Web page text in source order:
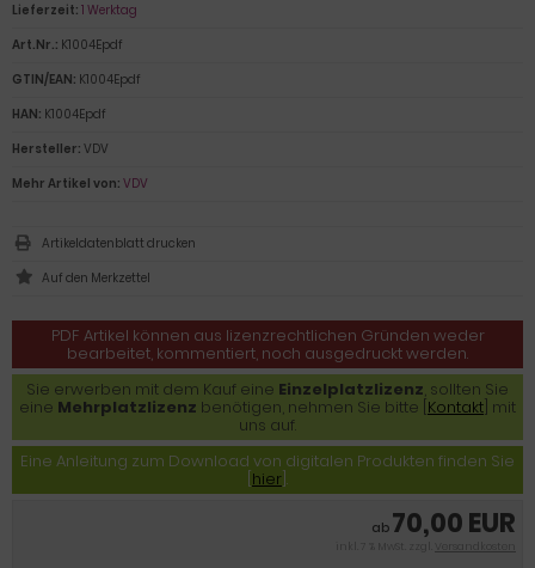
PDF Artikel können aus lizenzrechtlichen Gründen weder
bearbeitet, kommentiert, noch ausgedruckt werden.
Sie erwerben mit dem Kauf eine Einzelplatzlizenz, sollten Sie
eine Mehrplatzlizenz benötigen, nehmen Sie bitte [ Kontakt ] mit
uns auf.
Eine Anleitung zum Download von digitalen Produkten finden Sie
hier ].
ab 70,00 EUR
inkl. 7 % MwSt. zzgl. Versandkosten
Lieferzeit: 1 Werktag
Art.Nr.: K1004Epdf
GTIN/EAN: K1004Epdf
HAN: K1004Epdf
Hersteller: VDV
Mehr Artikel von: VDV
Artikeldatenblatt drucken